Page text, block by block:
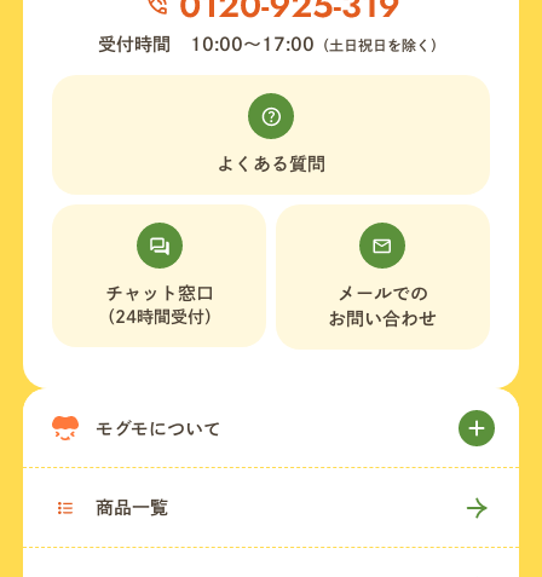
受付時間 10:00〜17:00 （土日祝日を除く）
よくある質問
チャット窓口
（24時間受付）
メールでの
お問い合わせ
モグモについて
商品一覧